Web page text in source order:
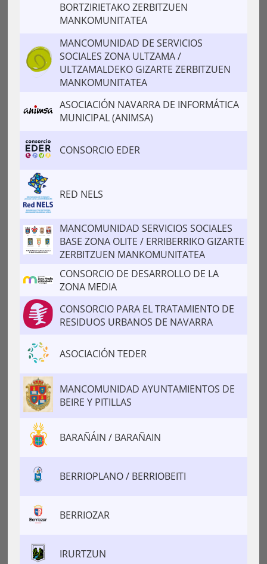
BORTZIRIETAKO ZERBITZUEN
MANKOMUNITATEA
MANCOMUNIDAD DE SERVICIOS
SOCIALES ZONA ULTZAMA /
ULTZAMALDEKO GIZARTE ZERBITZUEN
MANKOMUNITATEA
ASOCIACIÓN NAVARRA DE INFORMÁTICA
MUNICIPAL (ANIMSA)
CONSORCIO EDER
RED NELS
MANCOMUNIDAD SERVICIOS SOCIALES
BASE ZONA OLITE / ERRIBERRIKO GIZARTE
ZERBITZUEN MANKOMUNITATEA
CONSORCIO DE DESARROLLO DE LA
ZONA MEDIA
CONSORCIO PARA EL TRATAMIENTO DE
RESIDUOS URBANOS DE NAVARRA
ASOCIACIÓN TEDER
MANCOMUNIDAD AYUNTAMIENTOS DE
BEIRE Y PITILLAS
BARAÑÁIN / BARAÑAIN
BERRIOPLANO / BERRIOBEITI
BERRIOZAR
IRURTZUN